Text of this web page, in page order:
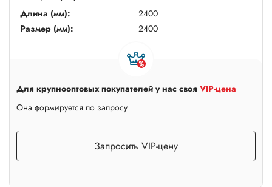
Длина (мм):
2400
Размер (мм):
2400
Для крупнооптовых покупателей у нас своя VIP-цена
Она формируется по запросу
Запросить VIP-цену